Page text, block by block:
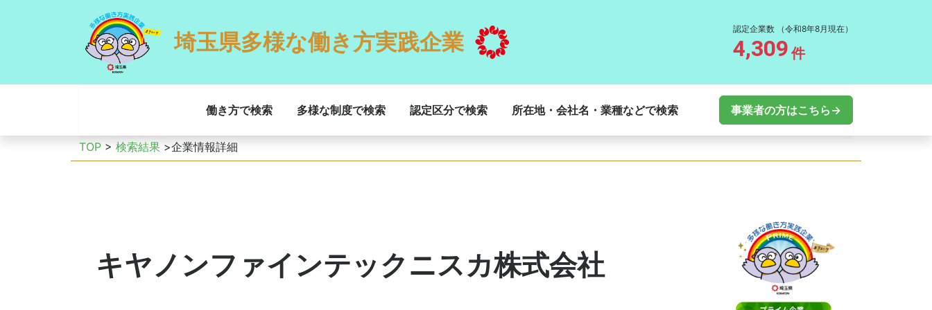
埼玉県多様な働き方実践企業
認定企業数 （令和8年8月現在）
4,309 件
働き方で検索 多様な制度で検索 認定区分で検索 所在地・会社名・業種などで検索 事業者の方はこちら→
TOP > 検索結果 >企業情報詳細
キヤノンファインテックニスカ株式会社